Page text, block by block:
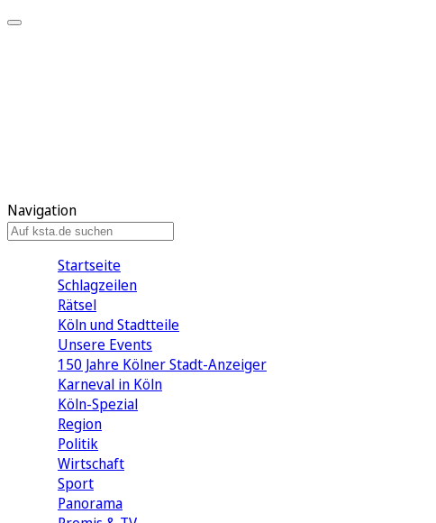
Navigation
Startseite
Schlagzeilen
Rätsel
Köln und Stadtteile
Unsere Events
150 Jahre Kölner Stadt-Anzeiger
Karneval in Köln
Köln-Spezial
Region
Politik
Wirtschaft
Sport
Panorama